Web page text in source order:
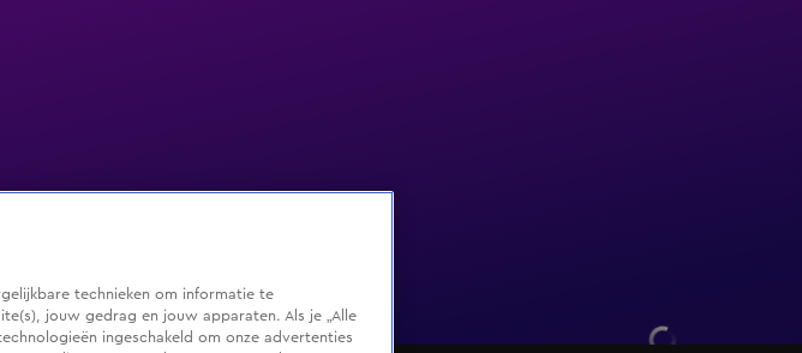
technieken om informatie te
jouw gedrag en jouw apparaten. Als je „Alle
ingeschakeld om onze advertenties